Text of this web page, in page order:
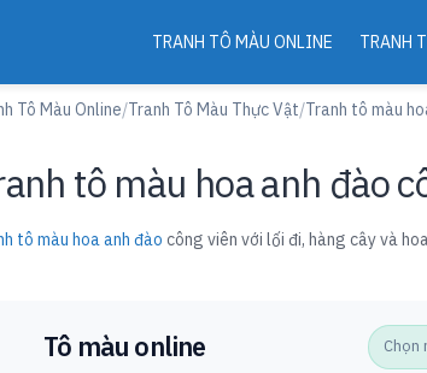
TRANH TÔ MÀU ONLINE TRANH
Tô Màu Online/Tranh Tô Màu Thực Vật/Tranh tô màu
tô màu hoa anh đào
tô màu hoa anh đào công viên với lối đi, hàng cây và
Tô màu online Chọn